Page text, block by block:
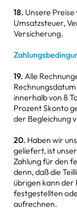
18. Unsere Preise
Umsatzsteuer,
Versicherung.
19. Alle
innerhalb von 8
Prozent Skonto
der Begleichung
20. Haben wir
geliefert, ist
Zahlung für den
denn, daß die
übrigen kann
festgestellten
aufrechnen.